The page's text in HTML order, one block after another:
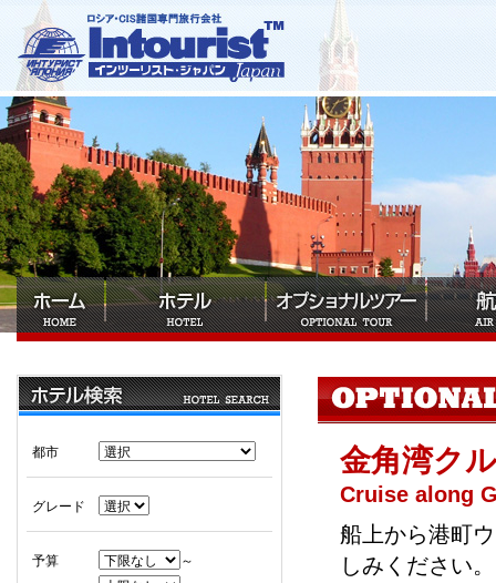
金角湾ク
Cruise along
船上から港町
しみください。
都市
グレード
予算 ～